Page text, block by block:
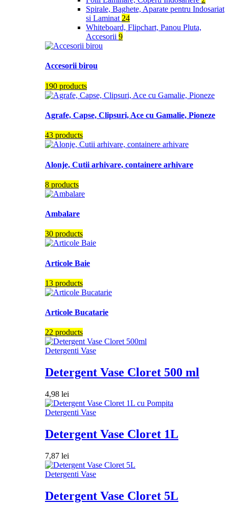
Spirale, Baghete, Aparate pentru Indosariat
si Laminat 24
Whiteboard, Flipchart, Panou Pluta,
Accesorii 9
Accesorii birou
190 products
Agrafe, Capse, Clipsuri, Ace cu Gamalie, Pioneze
43 products
Alonje, Cutii arhivare, containere arhivare
8 products
Ambalare
30 products
Articole Baie
13 products
Articole Bucatarie
22 products
Detergenti Vase
Detergent Vase Cloret 500 ml
4,98 lei
Detergenti Vase
Detergent Vase Cloret 1L
7,87 lei
Detergenti Vase
Detergent Vase Cloret 5L